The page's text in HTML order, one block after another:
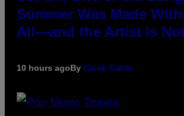
Summer Was Made
All—and the Artist Is
10 hours agoBy Caleb Catlin